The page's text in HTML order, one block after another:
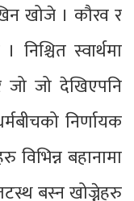
खोजे । कौरव र
स्वार्थमा
जो जो देखिएपनि
निर्णायक
बहानामा
बस्न खोज्नेहरु